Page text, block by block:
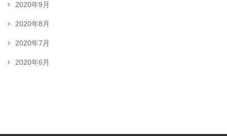
2020年9月
2020年8月
2020年7月
2020年6月